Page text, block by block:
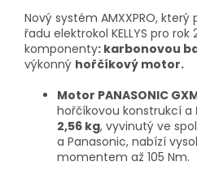
Nový systém AMXXPRO,
řadu elektrokol KELLYS pro
komponenty: karbonovou
výkonný hořčíkový motor.
Motor PANASONIC
hořčíkovou konstrukcí a
2,56 kg, vyvinutý ve
a Panasonic, nabízí
momentem až 105 Nm.